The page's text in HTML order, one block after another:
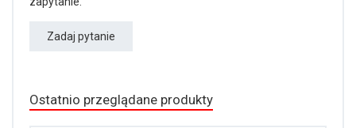
Zadaj pytanie
Ostatnio przeglądane produkty